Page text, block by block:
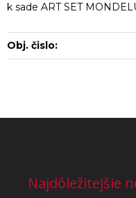
k sade ART SET
Obj. čislo:
Najdôležitejšie